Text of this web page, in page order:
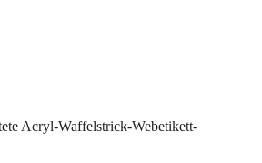
Acryl-Waffelstrick-Webetikett-